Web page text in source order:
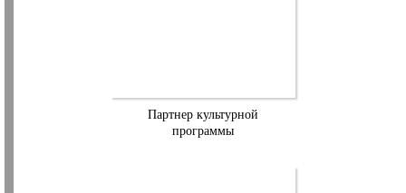
Партнер культурной
программы